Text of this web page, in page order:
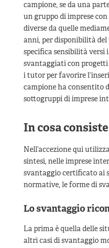
campione, se da una
un gruppo di imprese
diverse da quelle
anni, per disponibilità
specifica sensibilità
svantaggiati con
i tutor per favorire
campione ha consentito
sottogruppi di imprese
In cosa
Nell’accezione qui
sintesi, nelle imprese
svantaggio certificato ai
normative, le forme di
Lo svantaggio
La prima è quella delle
altri casi di svantaggio